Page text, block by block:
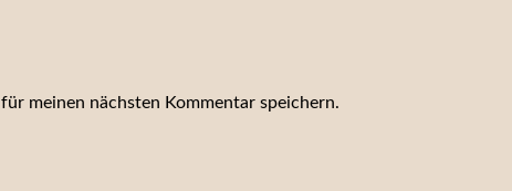
meinen nächsten Kommentar speichern.